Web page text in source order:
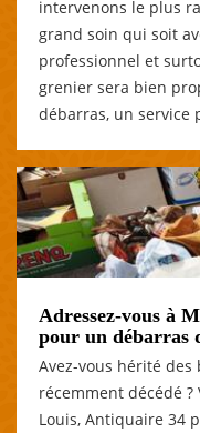
intervenons le plus
grand soin qui soit
professionnel et
grenier sera bien
débarras, un service
Adressez-vous à
pour un débarras
Avez-vous hérité des
récemment décédé ?
Louis, Antiquaire 34